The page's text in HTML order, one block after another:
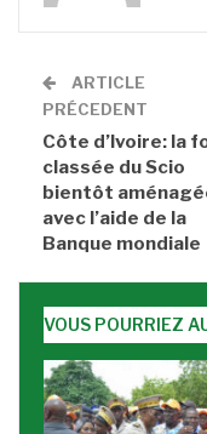
ARTICLE
PRÉCEDENT
Côte d’Ivoire: la
classée du Scio
bientôt
avec l’aide de la
Banque mondiale
VOUS POURRIEZ